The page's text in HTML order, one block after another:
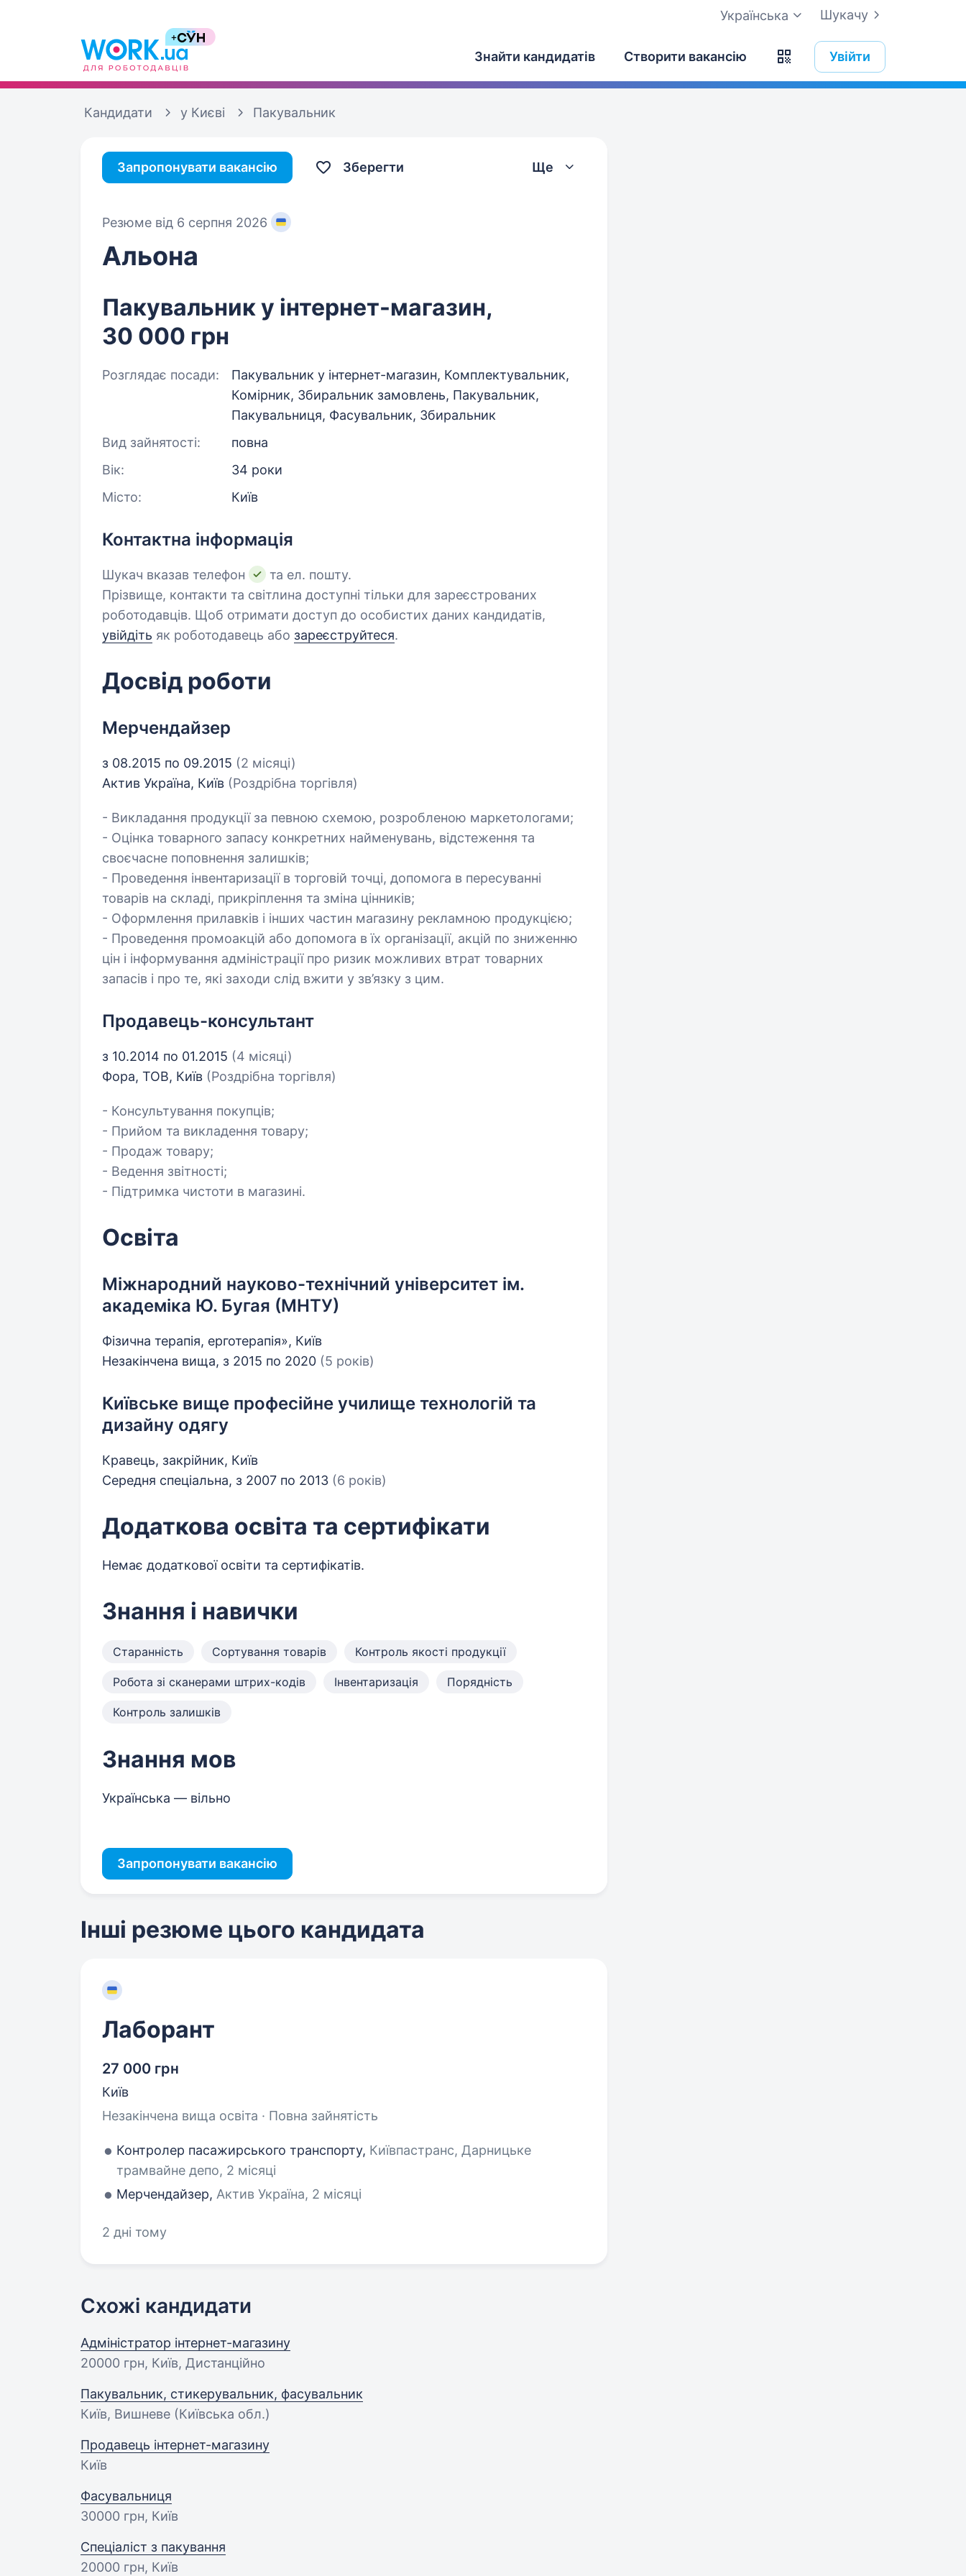
Шукачу
Українська
Знайти кандидатів Створити вакансію Увійти
Кандидати у Києві Пакувальник
Запропонувати вакансію Зберегти Ще
Резюме від 6 серпня 2026
Альона
Пакувальник у інтернет-магазин,
30 000 грн
Розглядає посади:
Пакувальник у інтернет-магазин, Комплектувальник,
Комірник, Збиральник замовлень, Пакувальник,
Пакувальниця, Фасувальник, Збиральник
Вид зайнятості:
повна
Вік:
34 роки
Місто:
Київ
Контактна інформація
Шукач вказав телефон
та ел. пошту.
Прізвище, контакти та світлина доступні тільки для зареєстрованих
роботодавців. Щоб отримати доступ до особистих даних кандидатів,
увійдіть як роботодавець або зареєструйтеся.
Досвід роботи
Мерчендайзер
з 08.2015 по 09.2015 (2 місяці)
Актив Україна, Київ (Роздрібна торгівля)
- Викладання продукції за певною схемою, розробленою маркетологами;
- Оцінка товарного запасу конкретних найменувань, відстеження та
своєчасне поповнення залишків;
- Проведення інвентаризації в торговій точці, допомога в пересуванні
товарів на складі, прикріплення та зміна цінників;
- Оформлення прилавків і інших частин магазину рекламною продукцією;
- Проведення промоакцій або допомога в їх організації, акцій по зниженню
цін і інформування адміністрації про ризик можливих втрат товарних
запасів і про те, які заходи слід вжити у зв’язку з цим.
Продавець-консультант
з 10.2014 по 01.2015 (4 місяці)
Фора, ТОВ, Київ (Роздрібна торгівля)
- Консультування покупців;
- Прийом та викладення товару;
- Продаж товару;
- Ведення звітності;
- Підтримка чистоти в магазині.
Освіта
Міжнародний науково-технічний університет ім.
академіка Ю. Бугая (МНТУ)
Фізична терапія, ерготерапія», Київ
Незакінчена вища, з 2015 по 2020 (5 років)
Київське вище професійне училище технологій та
дизайну одягу
Кравець, закрійник, Київ
Середня спеціальна, з 2007 по 2013 (6 років)
Додаткова освіта та сертифікати
Немає додаткової освіти та сертифікатів.
Знання і навички
Старанність Сортування товарів Контроль якості продукції
Робота зі сканерами штрих-кодів Інвентаризація Порядність
Контроль залишків
Знання мов
Українська — вільно
Запропонувати вакансію
Інші резюме цього кандидата
Лаборант
27 000 грн
Київ
Незакінчена вища освіта · Повна зайнятість
Контролер пасажирського транспорту, Київпастранс, Дарницьке
трамвайне депо, 2 місяці
Мерчендайзер, Актив Україна, 2 місяці
2 дні тому
Схожі кандидати
Адміністратор інтернет-магазину
20000 грн, Київ, Дистанційно
Пакувальник, стикерувальник, фасувальник
Київ, Вишневе (Київська обл.)
Продавець інтернет-магазину
Київ
Фасувальниця
30000 грн, Київ
Спеціаліст з пакування
20000 грн, Київ